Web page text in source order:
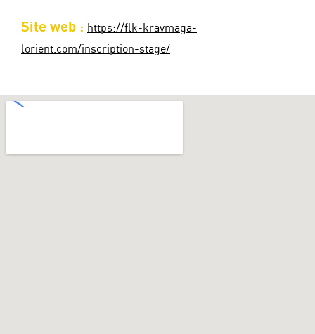
Site web : https://flk-kravmaga-
lorient.com/inscription-stage/